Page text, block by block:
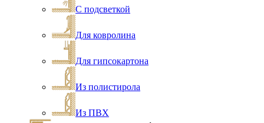
С подсветкой
Для ковролина
Для гипсокартона
Из полистирола
Из ПВХ